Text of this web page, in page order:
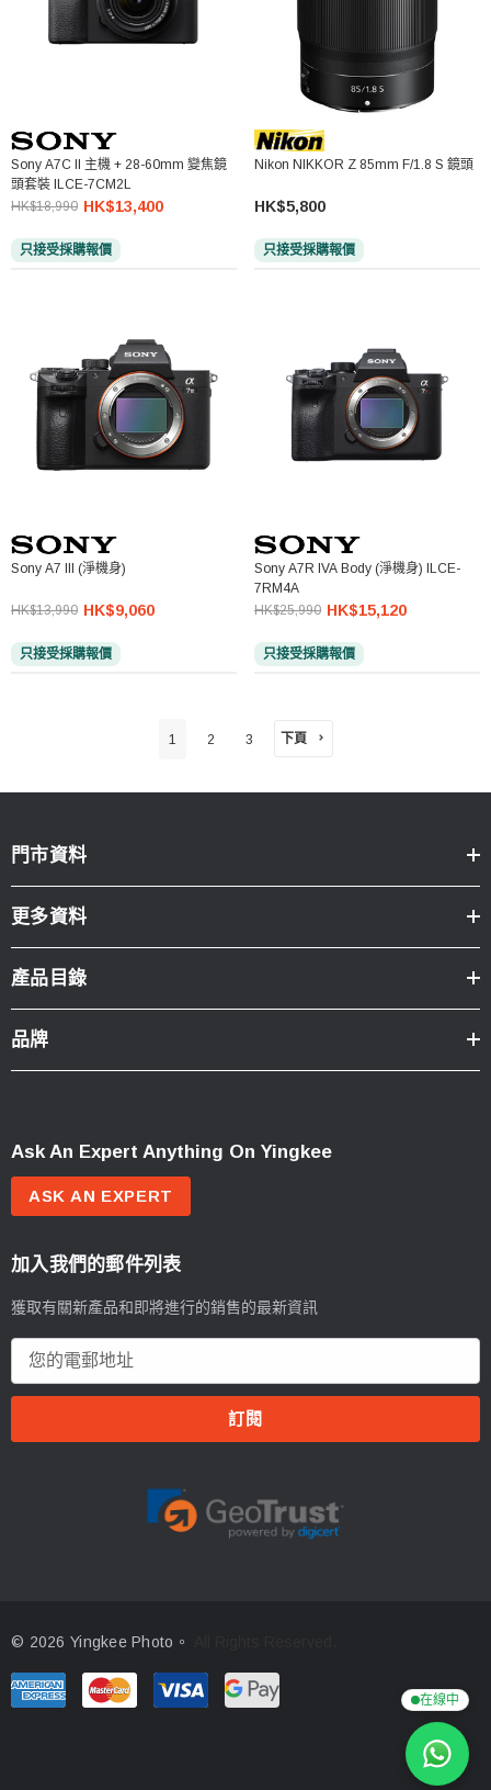
Sony A7C II 主機 + 28-60mm 變焦鏡
頭套裝 ILCE-7CM2L
HK$18,990 HK$13,400
只接受採購報價
Nikon NIKKOR Z 85mm F/1.8 S 鏡頭
HK$5,800
只接受採購報價
Sony A7 III (淨機身)
HK$13,990 HK$9,060
只接受採購報價
Sony A7R IVA Body (淨機身) ILCE-
7RM4A
HK$25,990 HK$15,120
只接受採購報價
1 2 3 下頁
門市資料
更多資料
產品目錄
品牌
Ask An Expert Anything On Yingkee
ASK AN EXPERT
加入我們的郵件列表
獲取有關新產品和即將進行的銷售的最新資訊
郵
© 2026 Yingkee Photo。
在線中